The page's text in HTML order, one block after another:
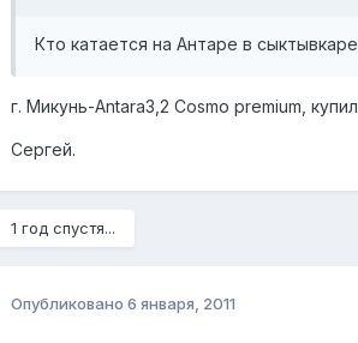
Кто катается на Антаре в
г. Микунь-Antara3,2 Cosmo premium,
Сергей.
1 год спустя...
Опубликовано 6 января, 2011